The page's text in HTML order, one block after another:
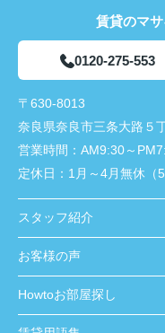
賃貸のマサ
0120-275-553
〒630-8013
奈良県奈良市三条大路５
営業時間： AM9:30～
定休日： 1月～4月無休（
スタッフ紹介
お客様の声
Howtoお部屋探し